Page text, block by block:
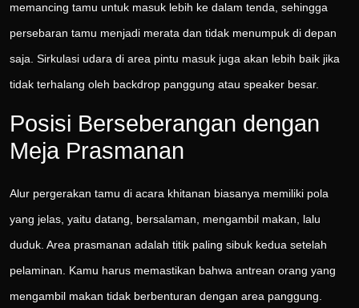
memancing tamu untuk masuk lebih ke dalam tenda, sehingga
persebaran tamu menjadi merata dan tidak menumpuk di depan
saja. Sirkulasi udara di area pintu masuk juga akan lebih baik jika
tidak terhalang oleh backdrop panggung atau speaker besar.
Posisi Berseberangan dengan
Meja Prasmanan
Alur pergerakan tamu di acara khitanan biasanya memiliki pola
yang jelas, yaitu datang, bersalaman, mengambil makan, lalu
duduk. Area prasmanan adalah titik paling sibuk kedua setelah
pelaminan. Kamu harus memastikan bahwa antrean orang yang
mengambil makan tidak berbenturan dengan area panggung.